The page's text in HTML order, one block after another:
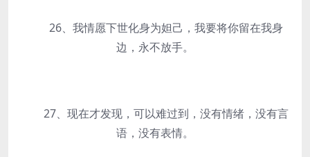
26、我情愿下世化身为妲己，我要将你留在我身
边，永不放手。
27、现在才发现，可以难过到，没有情绪，没有言
语，没有表情。